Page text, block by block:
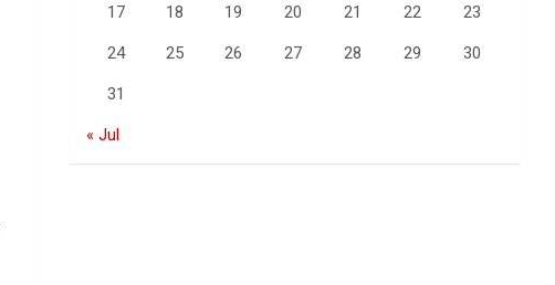
17 18 19 20 21 22 23
24 25 26 27 28 29 30
31
« Jul